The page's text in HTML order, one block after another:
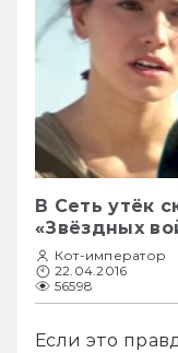
В Сеть утёк
«Звёздных
Кот-император
22.04.2016
56598
Если это